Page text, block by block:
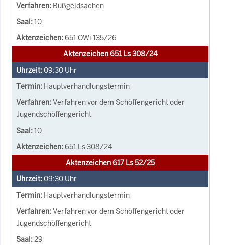
Bußgeldsachen
10
651 OWi 135/26
Aktenzeichen 651 Ls 308/24
09:30 Uhr
Hauptverhandlungstermin
Verfahren vor dem Schöffengericht oder
Jugendschöffengericht
10
651 Ls 308/24
Aktenzeichen 617 Ls 52/25
09:30 Uhr
Hauptverhandlungstermin
Verfahren vor dem Schöffengericht oder
Jugendschöffengericht
29